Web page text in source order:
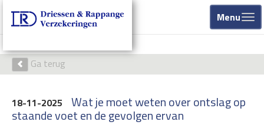
Menu
Ga terug
18-11-2025 Wat je moet weten over ontslag op
staande voet en de gevolgen ervan